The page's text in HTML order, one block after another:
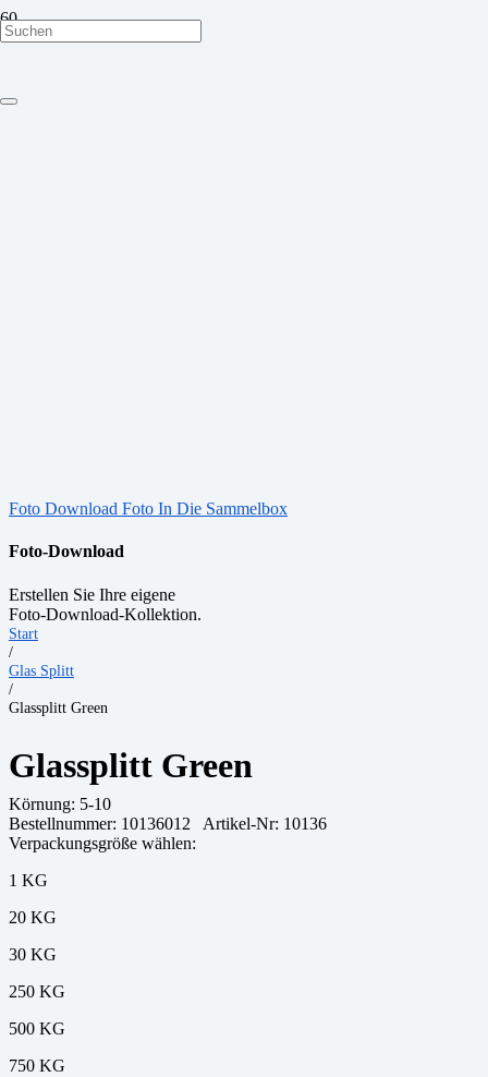
Foto Download Foto In Die Sammelbox
Foto-Download
Erstellen Sie Ihre eigene
Foto-Download-Kollektion.
Start
/
Glas Splitt
/
Glassplitt Green
Glassplitt Green
Körnung: 5-10
Bestellnummer: 10136012
Artikel-Nr: 10136
Verpackungsgröße wählen:
1 KG
20 KG
30 KG
250 KG
500 KG
750 KG